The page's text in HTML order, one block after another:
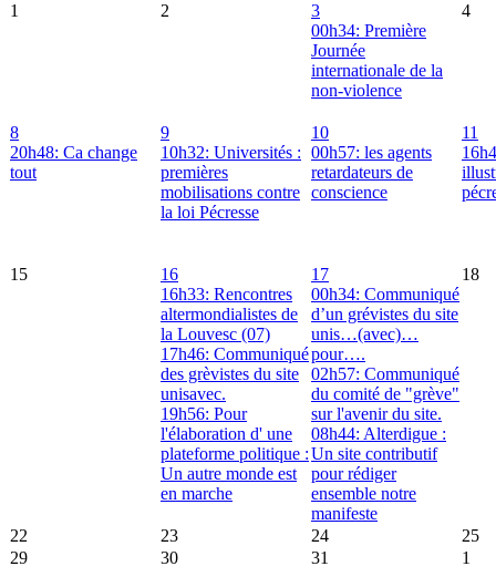
1
2
3
00h34: Première
Journée
internationale de la
non-violence
4
8
20h48: Ca change
tout
9
10h32: Universités :
premières
mobilisations contre
la loi Pécresse
10
00h57: les agents
retardateurs de
conscience
11
15
16
16h33: Rencontres
altermondialistes de
la Louvesc (07)
17h46: Communiqué
des grèvistes du site
unisavec.
19h56: Pour
l'élaboration d' une
plateforme politique :
Un autre monde est
en marche
17
00h34: Communiqué
d’un grévistes du site
unis…(avec)…
pour….
02h57: Communiqué
du comité de "grève"
sur l'avenir du site.
08h44: Alterdigue :
Un site contributif
pour rédiger
ensemble notre
manifeste
18
22 23 24
25
29
30 31 1